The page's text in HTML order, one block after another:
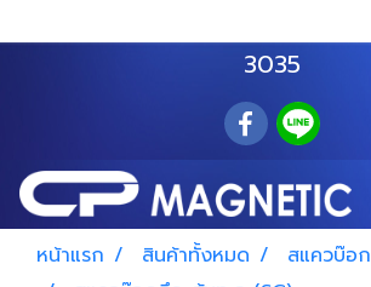
3035
หน้าแรก สินค้าทั้งหมด
สแควบ๊อก